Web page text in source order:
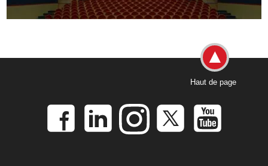
Haut de page